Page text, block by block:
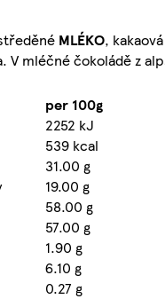
MLÉKO,
V mléčné čokoládě z
per 100g
2252 kJ
539 kcal
31.00 g
19.00 g
58.00 g
57.00 g
1.90 g
6.10 g
0.27 g